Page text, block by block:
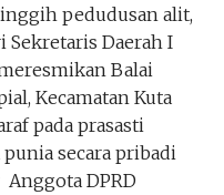
pedudusan alit,
Sekretaris Daerah I
Balai
Kecamatan Kuta
pada prasasti
secara pribadi
Anggota DPRD